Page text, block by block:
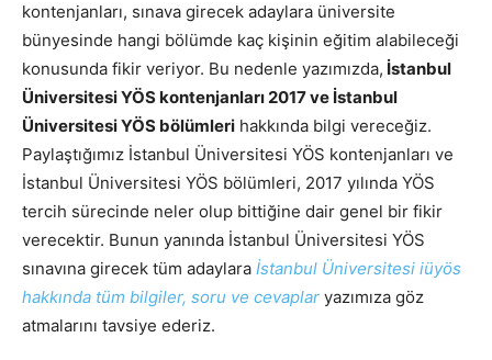
kontenjanları, sınava girecek adaylara üniversite
bünyesinde hangi bölümde kaç kişinin eğitim alabileceği
konusunda fikir veriyor. Bu nedenle yazımızda, İstanbul
Üniversitesi YÖS kontenjanları 2017 ve İstanbul
Üniversitesi YÖS bölümleri hakkında bilgi vereceğiz.
Paylaştığımız İstanbul Üniversitesi YÖS kontenjanları ve
İstanbul Üniversitesi YÖS bölümleri, 2017 yılında YÖS
tercih sürecinde neler olup bittiğine dair genel bir fikir
verecektir. Bunun yanında İstanbul Üniversitesi YÖS
sınavına girecek tüm adaylara İstanbul Üniversitesi iüyös
hakkında tüm bilgiler, soru ve cevaplar yazımıza göz
atmalarını tavsiye ederiz.